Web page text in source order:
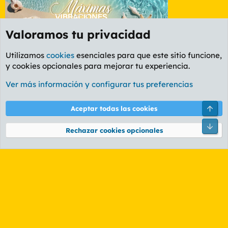
Foro General
Cookies
PL OLDSTYLE AMARILLO
Términos y reglas Política de privacidad Ayuda
Community platform by XenForo® © 2010-2026 XenForo Ltd.
Valoramos tu privacidad
Utilizamos cookies esenciales para que este sitio funcione,
y cookies opcionales para mejorar tu experiencia.
Ver más información y configurar tus preferencias
Aceptar todas las cookies
Rechazar cookies opcionales
Pie